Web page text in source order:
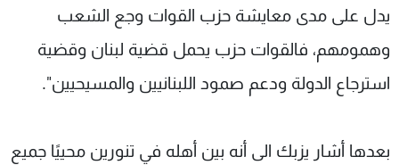
يدل على مدى معايشة حزب القوات وجع الشعب
وهمومهم، فالقوات حزب يحمل قضية لبنان وقضية
استرجاع الدولة ودعم صمود اللبنانيين والمسيحيين".
بعدها أشار يزبك الى أنه بين أهله في تنورين محييًا جميع